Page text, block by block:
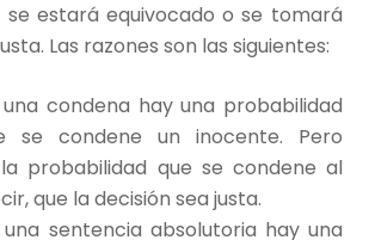
estará equivocado o se tomará
Las razones son las siguientes:
condena hay una probabilidad
se condene un inocente. Pero
probabilidad que se condene al
que la decisión sea justa.
sentencia absolutoria hay una